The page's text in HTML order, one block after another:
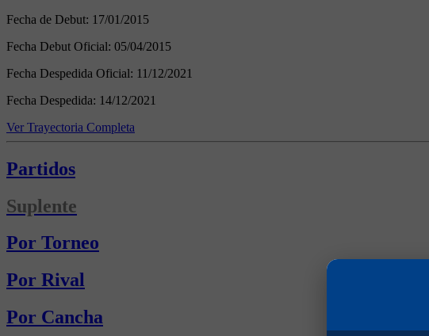
Fecha de Debut: 17/01/2015
Fecha Debut Oficial: 05/04/2015
Fecha Despedida Oficial: 11/12/2021
Fecha Despedida: 14/12/2021
Ver Trayectoria Completa
Partidos
Suplente
Por Torneo
Por Rival
Por Cancha